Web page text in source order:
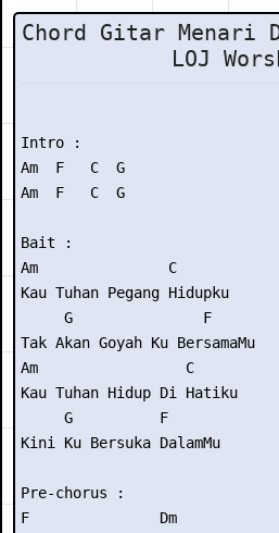
Chord Gitar Menari
LOJ
Intro :
Am  F   C  G
Am  F   C  G
Bait :
Am               C
Kau Tuhan Pegang Hidupku
     G               F
Tak Akan Goyah Ku BersamaMu
Am                 C
Kau Tuhan Hidup Di Hatiku
     G          F
Kini Ku Bersuka DalamMu
Pre-chorus :
F               Dm